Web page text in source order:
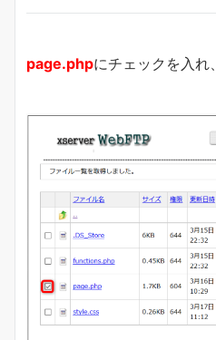
page.phpにチェックを入れ、